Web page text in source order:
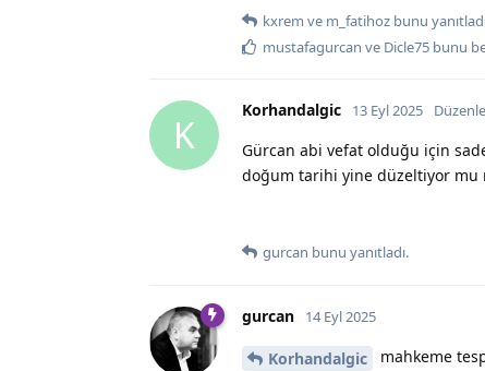
kxrem ve m_fatihoz bunu
mustafagurcan ve Dicle75 bunu
K
Korhandalgic 13 Eyl 2025
Gürcan abi vefat olduğu için
doğum tarihi yine düzeltiyor mu
gurcan bunu yanıtladı.
gurcan 14 Eyl 2025
Korhandalgic
mahkeme